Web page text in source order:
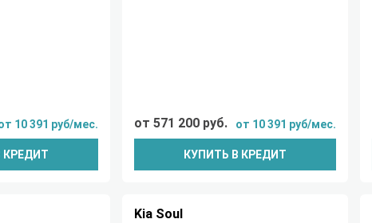
10 391 руб/мес.
КРЕДИТ
от 571 200 руб. от 10 391 руб/мес.
КУПИТЬ В КРЕДИТ
Kia Soul